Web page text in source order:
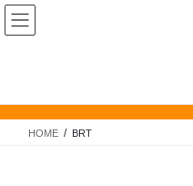
コ
ン
へ
ス
ナ
ビ
ョ
ン
HOME BRT